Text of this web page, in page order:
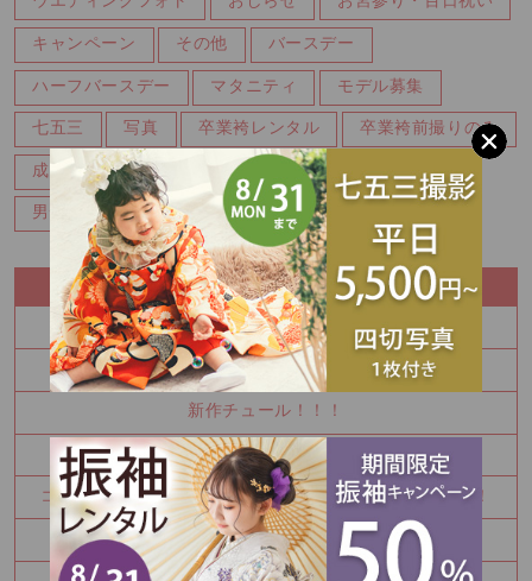
キャンペーン その他 バースデー
ハーフバースデー マタニティ モデル募集
七五三 写真 卒業袴レンタル 卒業袴前撮りのみ
成人式 成人式前撮り 振袖レンタル
男性成人式前撮り 節句 衣装ギャラリー
RECENT ENTRY
男性成人式前撮りもお任せください！
振袖展示会はココロフル広島本店！
新作チュール！！！
振袖展示会開催中！！
ココロフル広島本店ならご主役様は２着着れちゃいます！
モデル撮影参加ありがとうございました☺